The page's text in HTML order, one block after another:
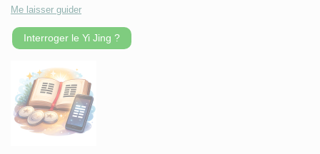
Me laisser guider
Interroger le Yi Jing ?